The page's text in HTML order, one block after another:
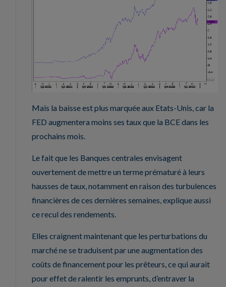
Mais la baisse est plus marquée aux Etats-Unis, car la
FED augmentera moins ses taux que la BCE dans les
prochains mois.
Le fait que les Banques centrales envisagent
ouvertement de mettre un terme prématuré à leurs
hausses de taux, notamment en raison des turbulences
financières de ces dernières semaines, explique aussi
ce recul des rendements.
Elles craignent maintenant que les perturbations du
marché ne se traduisent par une augmentation des
coûts de financement pour les prêteurs, ce qui aurait
pour effet de ralentir les emprunts, d’entraver la